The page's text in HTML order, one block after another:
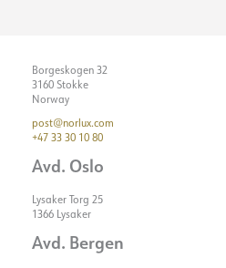
Borgeskogen 32
3160 Stokke
Norway
post@norlux.com
+47 33 30 10 80
Avd. Oslo
Lysaker Torg 25
1366 Lysaker
Avd. Bergen